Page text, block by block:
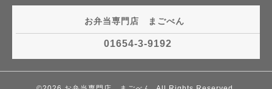
お弁当専門店 まごべん
01654-3-9192